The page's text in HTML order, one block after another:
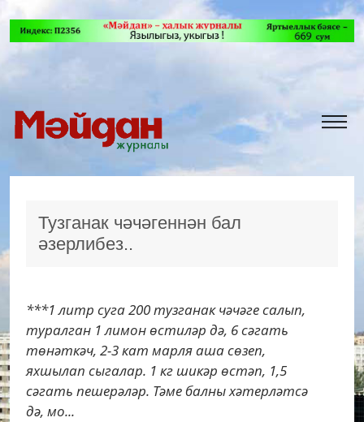
Тузганак чәчәгеннән бал
әзерлибез..
***1 литр суга 200 тузганак чәчәге салып,
туралган 1 лимон өстиләр дә, 6 сәгать
төнәткәч, 2-3 кат марля аша сөзеп,
яхшылап сыгалар. 1 кг шикәр өстәп, 1,5
сәгать пешерәләр. Тәме балны хәтерләтсә
дә, мо...